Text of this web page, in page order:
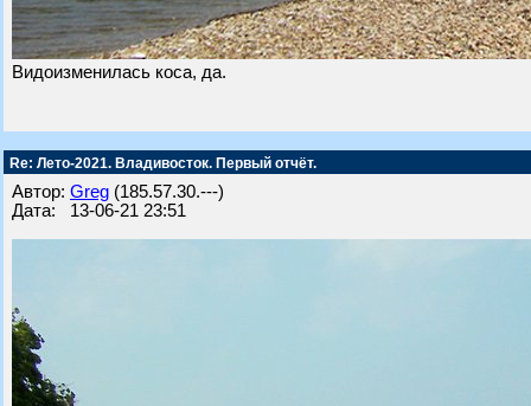
Видоизменилась коса, да.
Re: Лето-2021. Владивосток. Первый отчёт.
Автор: Greg (185.57.30.---)
Дата: 13-06-21 23:51